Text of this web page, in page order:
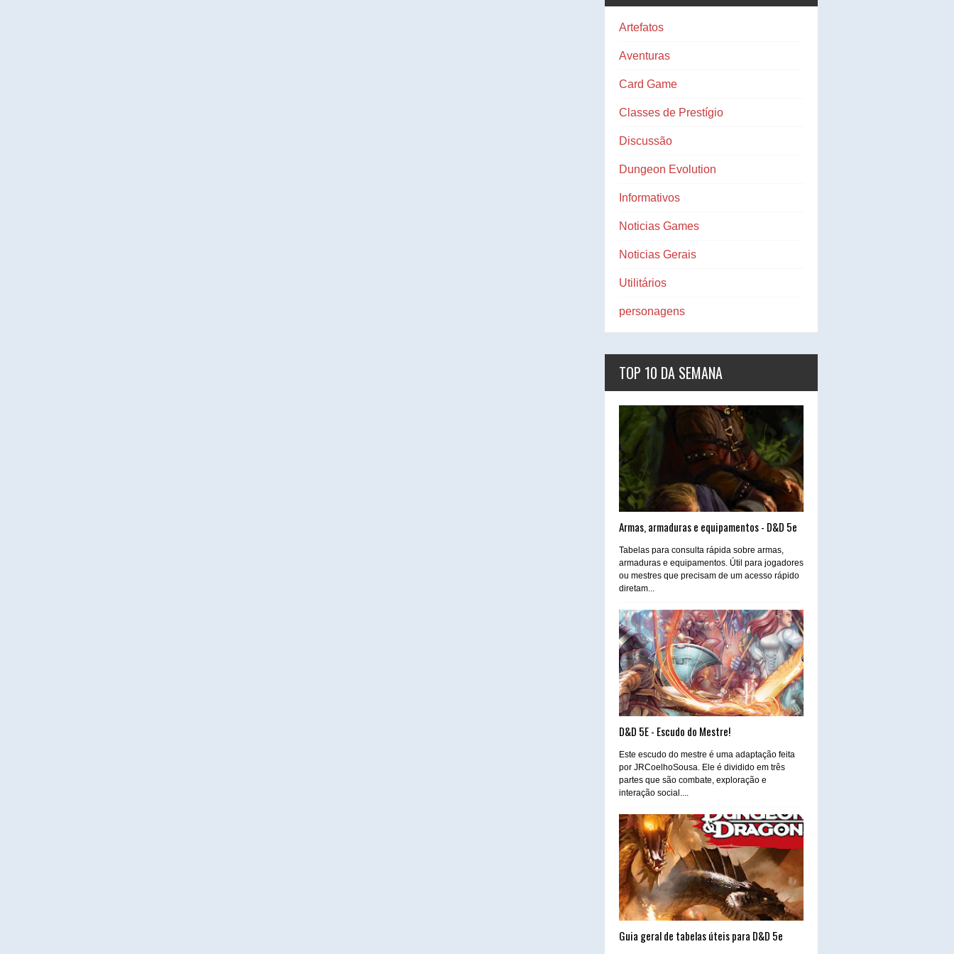
Artefatos
Aventuras
Card Game
Classes de Prestígio
Discussão
Dungeon Evolution
Informativos
Noticias Games
Noticias Gerais
Utilitários
personagens
TOP 10 DA SEMANA
Armas, armaduras e equipamentos - D&D 5e
Tabelas para consulta rápida sobre armas,
armaduras e equipamentos. Útil para jogadores
ou mestres que precisam de um acesso rápido
diretam...
D&D 5E - Escudo do Mestre!
Este escudo do mestre é uma adaptação feita
por JRCoelhoSousa. Ele é dividido em três
partes que são combate, exploração e
interação social....
Guia geral de tabelas úteis para D&D 5e